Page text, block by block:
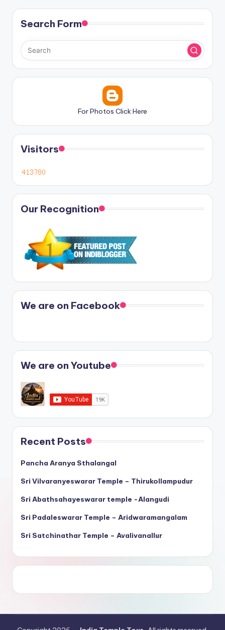
Search Form
For Photos Click Here
Visitors
Our Recognition
We are on Facebook
We are on Youtube
Recent Posts
Pancha Aranya Sthalangal
Sri Vilvaranyeswarar Temple – Thirukollampudur
Sri Abathsahayeswarar temple -Alangudi
Sri Padaleswarar Temple – Aridwaramangalam
Sri Satchinathar Temple – Avalivanallur